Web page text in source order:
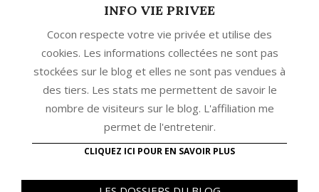
INFO VIE PRIVEE
Cocon respecte votre vie privée et utilise des
cookies. Les informations collectées ne sont pas
stockées sur le blog et elles ne sont pas vendues à
des tiers. Les stats me permettent de savoir le
nombre de visiteurs sur le blog. L'affiliation me
permet de l'entretenir.
CLIQUEZ ICI POUR EN SAVOIR PLUS